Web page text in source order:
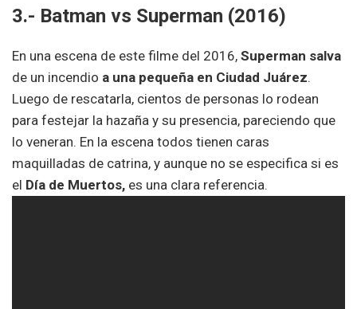
3.- Batman vs Superman (2016)
En una escena de este filme del 2016, Superman salva
de un incendio a una pequeña en Ciudad Juárez.
Luego de rescatarla, cientos de personas lo rodean
para festejar la hazaña y su presencia, pareciendo que
lo veneran. En la escena todos tienen caras
maquilladas de catrina, y aunque no se especifica si es
el Día de Muertos, es una clara referencia.